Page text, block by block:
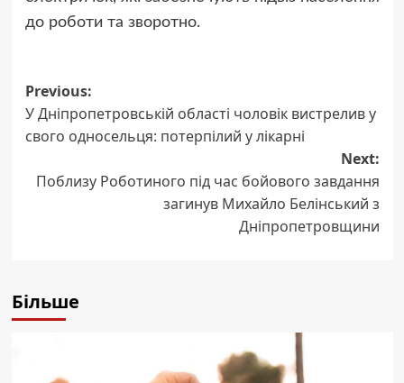
до роботи та зворотно.
Post
navigation
Previous:
У Дніпропетровській області чоловік вистрелив у
свого односельця: потерпілий у лікарні
Next:
Поблизу Роботиного під час бойового завдання
загинув Михайло Белінський з
Дніпропетровщини
Більше